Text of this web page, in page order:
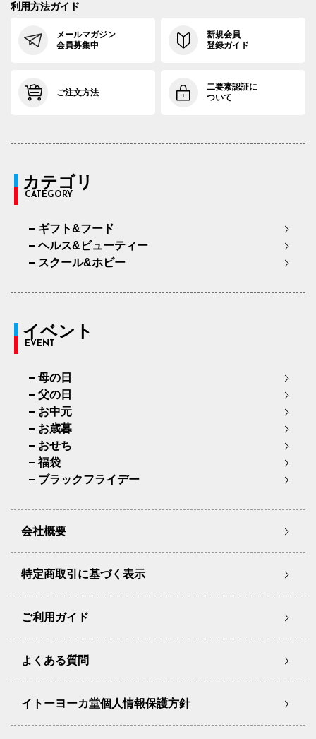
利用方法ガイド
メールマガジン
会員募集中
新規会員
登録ガイド
ご注文方法
二要素認証に
ついて
カテゴリ
CATEGORY
ギフト&フード
ヘルス&ビューティー
スクール&ホビー
イベント
EVENT
母の日
父の日
お中元
お歳暮
おせち
福袋
ブラックフライデー
会社概要
特定商取引に基づく表示
ご利用ガイド
よくある質問
イトーヨーカ堂個人情報保護方針